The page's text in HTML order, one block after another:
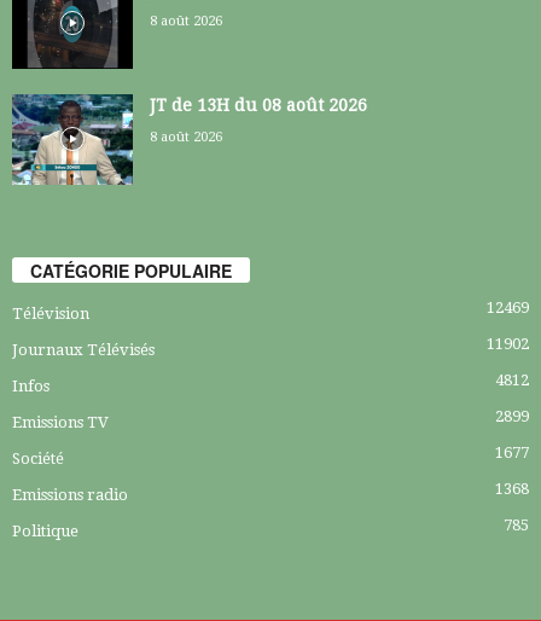
8 août 2026
JT de 13H du 08 août 2026
8 août 2026
CATÉGORIE POPULAIRE
Télévision 12469
Journaux Télévisés 11902
Infos 4812
Emissions TV 2899
Société 1677
Emissions radio 1368
Politique 785